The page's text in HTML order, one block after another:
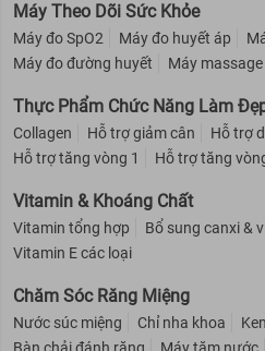
Máy Theo Dõi Sức Khỏe
Máy đo SpO2 Máy đo huyết áp
Máy đo đường huyết
Máy massage
Thực Phẩm Chức Năng Làm
Collagen Hỗ trợ giảm cân Hỗ trợ
Hỗ trợ tăng vòng 1
Hỗ trợ tăng
Vitamin & Khoáng Chất
Vitamin tổng hợp Bổ sung canxi &
Vitamin E các loại
Chăm Sóc Răng Miệng
Nước súc miệng Chỉ nha khoa